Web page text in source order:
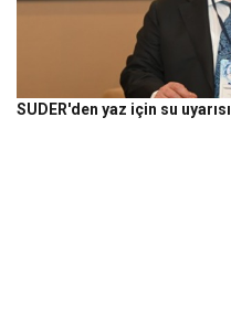
SUDER'den yaz için su uyarısı